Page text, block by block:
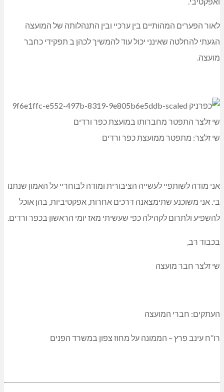
י”ד בשבט תשפ”ה
הודעת התפטרות מחברות במועצה
בהתאם לסעיף 108 לצו המועצות המקומיות, הריני להודיעך על
בכפר ורדים, תוך שאיפה מתמדת לקדם יוזמות לטובת
לנהוג בזהירות ובאחריות בשימוש בכספי ציבור ולהקפיד על
החוק והמינהל התקין.
נוכחתי כי התנהלות המועצה, לרבות אופן קבלת ההחלטות
אינם מאפשרים לי למלא את שליחותי הציבורית באופן ראוי
להחלטה שאינני יכול עוד להמשיך לכהן ב תפקידי כחבר